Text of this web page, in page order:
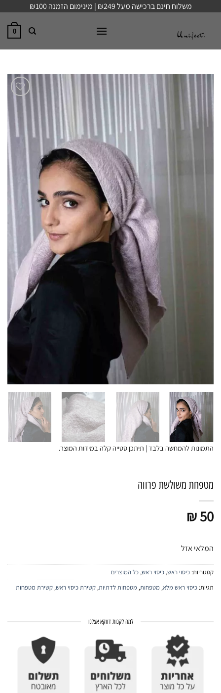
content
משלוח חינם ברכישה מעל ₪249 | מינימום הזמנה ₪100
0
התמונות להמחשה בלבד | תיתכן סטייה קלה במידות המוצר.
מטפחת משולשת פרווה
₪50
המלאי אזל
קטגוריות: כיסוי ראש, כיסוי ראש, כל המוצרים
תגיות: כיסוי ראש מלא, מטפחות, מטפחות לדתיות, קשירת כיסוי ראש, קשירת מטפחות
למה לקנות דווקא אצלנו